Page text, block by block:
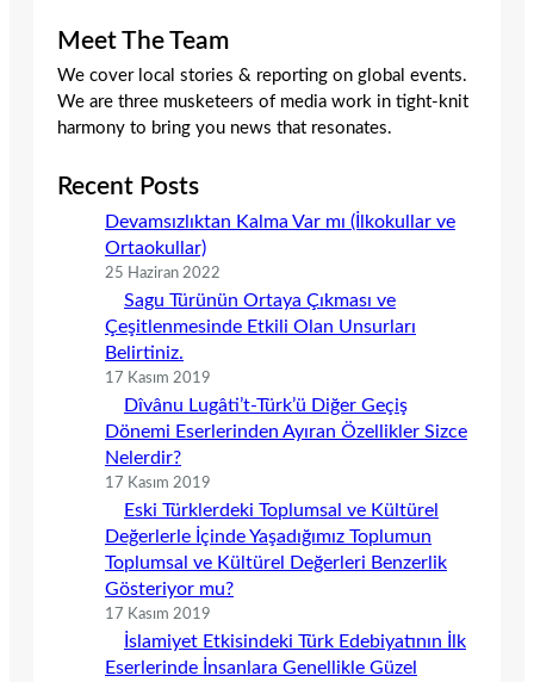
Meet The Team
We cover local stories & reporting on global events.
We are three musketeers of media work in tight-knit
harmony to bring you news that resonates.
Recent Posts
Devamsızlıktan Kalma Var mı (İlkokullar ve
Ortaokullar)
25 Haziran 2022
Sagu Türünün Ortaya Çıkması ve
Çeşitlenmesinde Etkili Olan Unsurları
Belirtiniz.
17 Kasım 2019
Dîvânu Lugâti’t-Türk’ü Diğer Geçiş
Dönemi Eserlerinden Ayıran Özellikler Sizce
Nelerdir?
17 Kasım 2019
Eski Türklerdeki Toplumsal ve Kültürel
Değerlerle İçinde Yaşadığımız Toplumun
Toplumsal ve Kültürel Değerleri Benzerlik
Gösteriyor mu?
17 Kasım 2019
İslamiyet Etkisindeki Türk Edebiyatının İlk
Eserlerinde İnsanlara Genellikle Güzel